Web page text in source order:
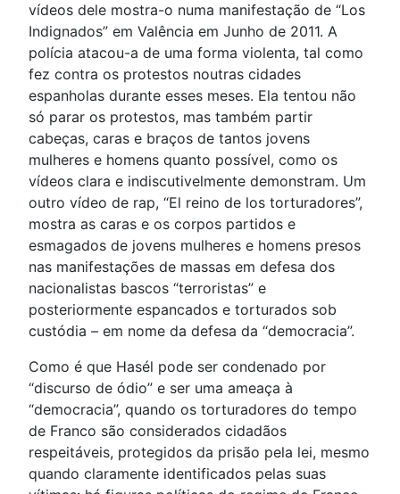
vídeos dele mostra-o numa manifestação de “Los
Indignados” em Valência em Junho de 2011. A
polícia atacou-a de uma forma violenta, tal como
fez contra os protestos noutras cidades
espanholas durante esses meses. Ela tentou não
só parar os protestos, mas também partir
cabeças, caras e braços de tantos jovens
mulheres e homens quanto possível, como os
vídeos clara e indiscutivelmente demonstram. Um
outro vídeo de rap, “El reino de los torturadores”,
mostra as caras e os corpos partidos e
esmagados de jovens mulheres e homens presos
nas manifestações de massas em defesa dos
nacionalistas bascos “terroristas” e
posteriormente espancados e torturados sob
custódia – em nome da defesa da “democracia”.
Como é que Hasél pode ser condenado por
“discurso de ódio” e ser uma ameaça à
“democracia”, quando os torturadores do tempo
de Franco são considerados cidadãos
respeitáveis, protegidos da prisão pela lei, mesmo
quando claramente identificados pelas suas